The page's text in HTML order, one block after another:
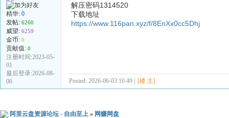
精华: 0
发帖: 6260
威望: 6259
金币: 0
贡献值: 0
注册时间:2023-05-
01
最后登录:2026-08-
06
解压密码1314520
下载地址
https://www.116pan.xyz/f/8EnXx0cc5Dhj
Posted: 2026-06-03 10:49 | [楼 主]
阿里云盘资源论坛 - 自由至上 » 网赚网盘